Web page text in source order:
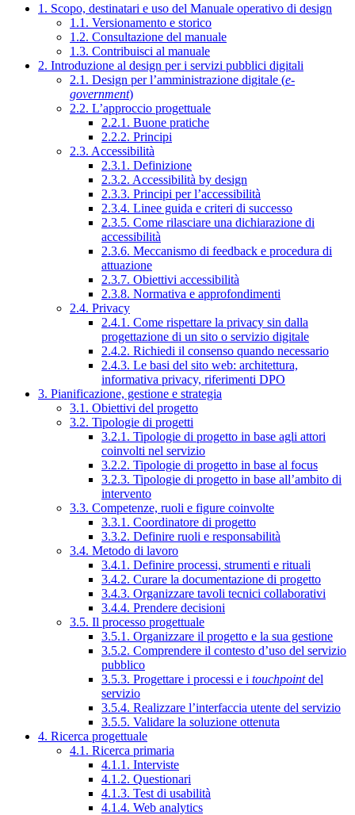
1. Scopo, destinatari e uso del Manuale operativo di design
1.1. Versionamento e storico
1.2. Consultazione del manuale
1.3. Contribuisci al manuale
2. Introduzione al design per i servizi pubblici digitali
2.1. Design per l’amministrazione digitale (e-
government)
2.2. L’approccio progettuale
2.2.1. Buone pratiche
2.2.2. Principi
2.3. Accessibilità
2.3.1. Definizione
2.3.2. Accessibilità by design
2.3.3. Principi per l’accessibilità
2.3.4. Linee guida e criteri di successo
2.3.5. Come rilasciare una dichiarazione di
accessibilità
2.3.6. Meccanismo di feedback e procedura di
attuazione
2.3.7. Obiettivi accessibilità
2.3.8. Normativa e approfondimenti
2.4. Privacy
2.4.1. Come rispettare la privacy sin dalla
progettazione di un sito o servizio digitale
2.4.2. Richiedi il consenso quando necessario
2.4.3. Le basi del sito web: architettura,
informativa privacy, riferimenti DPO
3. Pianificazione, gestione e strategia
3.1. Obiettivi del progetto
3.2. Tipologie di progetti
3.2.1. Tipologie di progetto in base agli attori
coinvolti nel servizio
3.2.2. Tipologie di progetto in base al focus
3.2.3. Tipologie di progetto in base all’ambito di
intervento
3.3. Competenze, ruoli e figure coinvolte
3.3.1. Coordinatore di progetto
3.3.2. Definire ruoli e responsabilità
3.4. Metodo di lavoro
3.4.1. Definire processi, strumenti e rituali
3.4.2. Curare la documentazione di progetto
3.4.3. Organizzare tavoli tecnici collaborativi
3.4.4. Prendere decisioni
3.5. Il processo progettuale
3.5.1. Organizzare il progetto e la sua gestione
3.5.2. Comprendere il contesto d’uso del servizio
pubblico
3.5.3. Progettare i processi e i touchpointdel
servizio
3.5.4. Realizzare l’interfaccia utente del servizio
3.5.5. Validare la soluzione ottenuta
4. Ricerca progettuale
4.1. Ricerca primaria
4.1.1. Interviste
4.1.2. Questionari
4.1.3. Test di usabilità
4.1.4. Web analytics